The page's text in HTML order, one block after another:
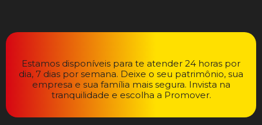
Estamos disponíveis para te atender 24 horas por
dia, 7 dias por semana. Deixe o seu patrimônio, sua
empresa e sua família mais segura. Invista na
tranquilidade e escolha a Promover.